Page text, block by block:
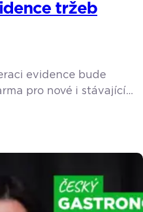
tržeb
evidence bude
pro nové i stávající
bez zbytečného
usnadnili orientaci
krocích, připravili